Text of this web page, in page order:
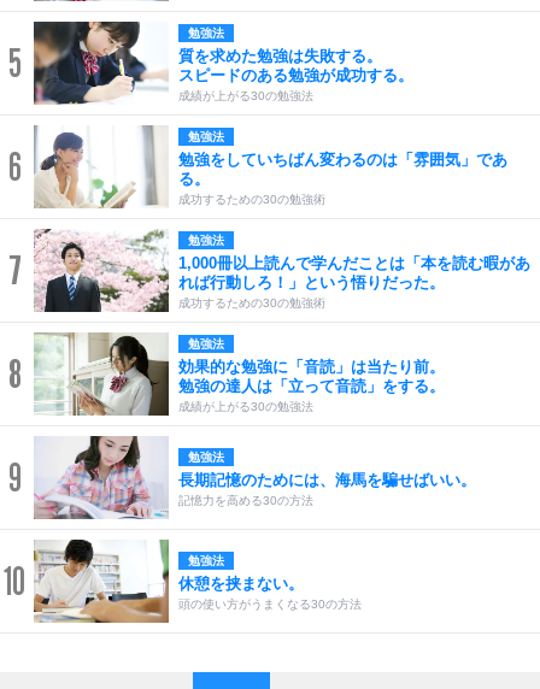
5
勉強法
質を求めた勉強は失敗する。
スピードのある勉強が成功する。
成績が上がる30の勉強法
6
勉強法
勉強をしていちばん変わるのは「雰囲気」であ
る。
成功するための30の勉強術
7
勉強法
1,000冊以上読んで学んだことは「本を読む暇があ
れば行動しろ！」という悟りだった。
成功するための30の勉強術
8
勉強法
効果的な勉強に「音読」は当たり前。
勉強の達人は「立って音読」をする。
成績が上がる30の勉強法
9 勉強法
長期記憶のためには、海馬を騙せばいい。
記憶力を高める30の方法
10 勉強法
休憩を挟まない。
頭の使い方がうまくなる30の方法